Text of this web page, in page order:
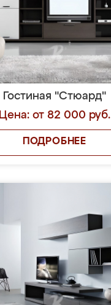
Гостиная "Стюард"
Цена: от 82 000 руб.
ПОДРОБНЕЕ